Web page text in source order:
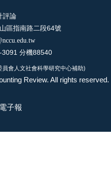
評論
山區指南路二段64號
分機88540
會人文社會科學研究中心補助)
Review. All rights reserved.
子報